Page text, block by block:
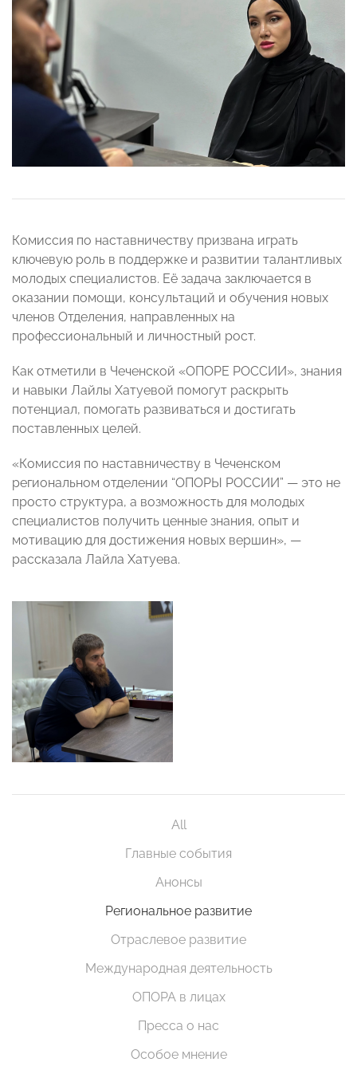
Комиссия по наставничеству призвана играть
ключевую роль в поддержке и развитии талантливых
молодых специалистов. Её задача заключается в
оказании помощи, консультаций и обучения новых
членов Отделения, направленных на
профессиональный и личностный рост.
Как отметили в Чеченской «ОПОРЕ РОССИИ», знания
и навыки Лайлы Хатуевой помогут раскрыть
потенциал, помогать развиваться и достигать
поставленных целей.
«Комиссия по наставничеству в Чеченском
региональном отделении “ОПОРЫ РОССИИ” — это не
просто структура, а возможность для молодых
специалистов получить ценные знания, опыт и
мотивацию для достижения новых вершин», —
рассказала Лайла Хатуева.
All
Главные события
Анонсы
Региональное развитие
Отраслевое развитие
Международная деятельность
ОПОРА в лицах
Пресса о нас
Особое мнение